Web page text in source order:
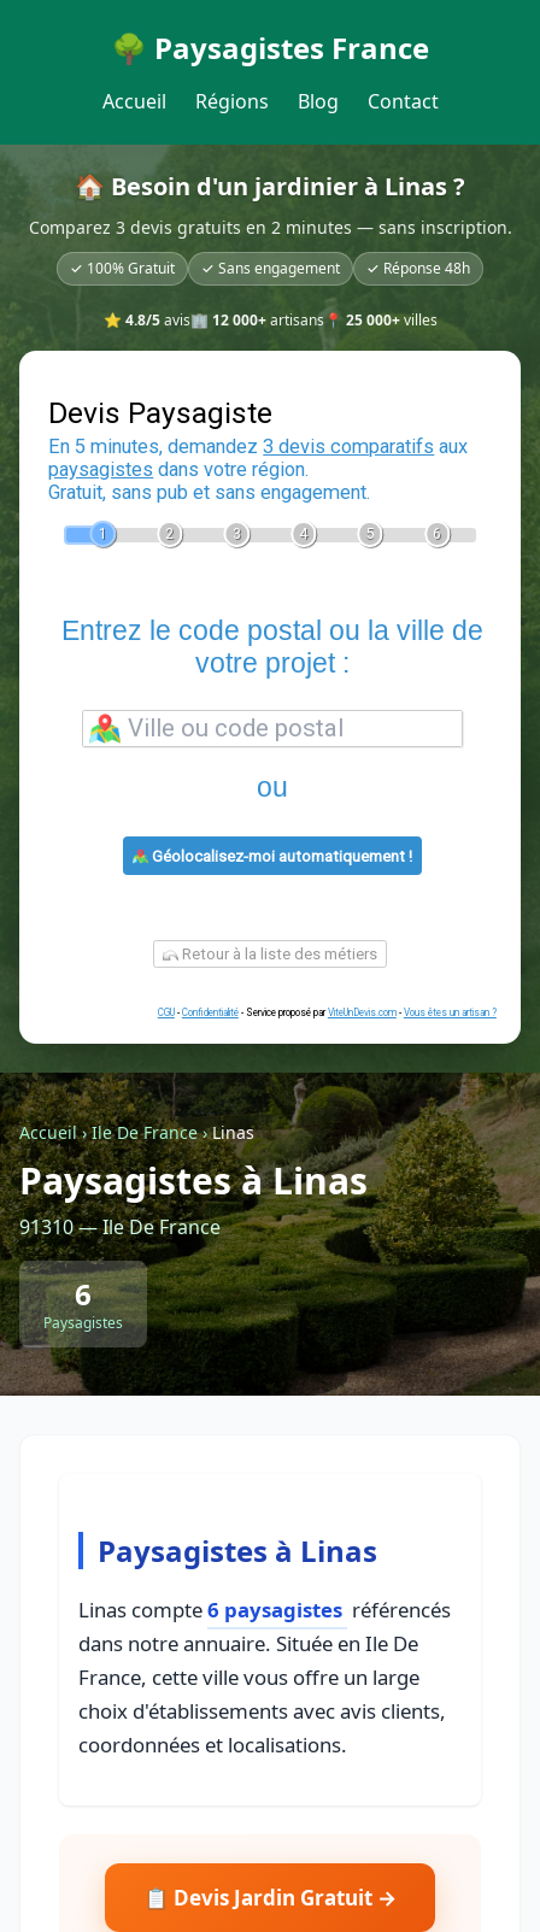
🌳 Paysagistes France
Accueil Régions Blog Contact
🏠 Besoin d'un jardinier à Linas ?
Comparez 3 devis gratuits en 2 minutes — sans inscription.
✓ 100% Gratuit ✓ Sans engagement ✓ Réponse 48h
⭐ 4.8/5avis🏢 12 000+artisans📍 25 000+villes
Devis Paysagiste
En 5 minutes, demandez3 devis comparatifs
votre projet :
ou
Géolocalisez-moi automatiquement !
Retour à la liste des métiers
CGU-Confidentialité - Service proposé parViteUnDevis.com-Vous
Accueil›Ile De France›Linas
Paysagistes à Linas
91310 — Ile De France
6
Paysagistes
Paysagistes à Linas
Linas compte6 paysagistes référencés
dans notre annuaire. Située en Ile De
France, cette ville vous offre un large
choix d'établissements avec avis clients,
coordonnées et localisations.
📋 Devis Jardin Gratuit →